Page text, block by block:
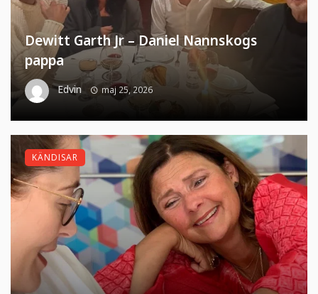
Dewitt Garth Jr – Daniel Nannskogs
pappa
Edvin maj 25, 2026
KÄNDISAR